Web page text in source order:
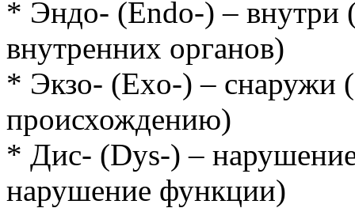
* Эндо- (Endo-) – внутри
внутренних органов)
* Экзо- (Exo-) – снаружи
происхождению)
* Дис- (Dys-) –
нарушение функции)